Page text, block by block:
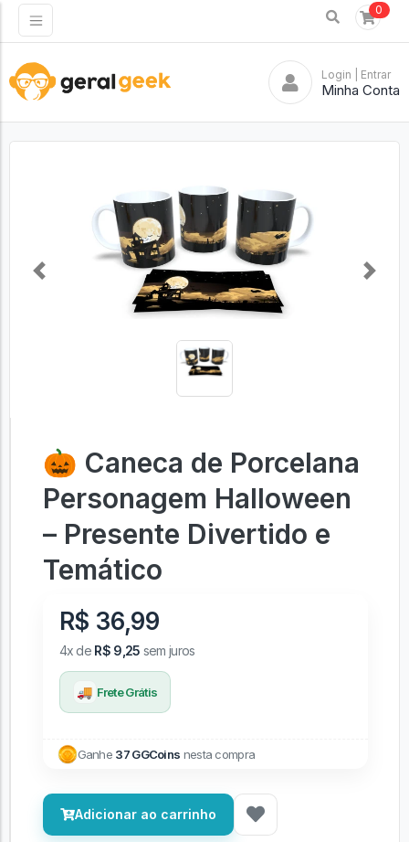
0
Login | Entrar
Minha Conta
Previous Next
🎃 Caneca de Porcelana
Personagem Halloween
– Presente Divertido e
Temático
R$ 36,99
4x de R$ 9,25 sem juros
🚚 Frete Grátis
Ganhe 37 GGCoins nesta compra
Adicionar ao carrinho